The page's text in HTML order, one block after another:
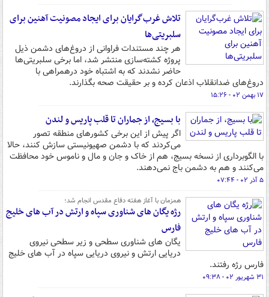
تلاش غرب‌گرایان برای ایجاد مصونیت آهنین برای
سلبریتی‌ها
هر چند مستندات فراوانی از دروغ‌های دشمن ذیل
پروژه کشته‌سازی منتشر شد، اما برخی سلبریتی‌ها
حاضر نشدند که به اشتباه خود درهمراهی با
دروغ‌های ضدانقلاب اذعان کرده و بر حقیقت صحه بگذارند.
۱۷ بهمن ۰۲ - ۱۵:۲۶
با بسیج، از جماران تا قلب پاریس و لندن
اگر پیش از این برخی کشورهای منطقه تصور
می‌کردند که با دشمن صهیونیستی سازش کنند، حالا
با الگوبرداری از نسخه بسیج، هم از خاک و جان و مال و ناموس خود محافظت
می‌کنند و هم به دشمن باج نمی‌دهند.
۵ آذر ۰۲ - ۰۷:۴۴
همزمان با آغاز هفته دفاع مقدس انجام شد؛
رژه یگان های شناوری سپاه و ارتش در آب های خلیج
فارس
یگان های شناوری سطحی و زیر سطحی نیروی
دریایی ارتش و نیروی دریایی سپاه در آب های خلیج
فارس رژه رفتند.
۳۱ شهریور ۰۲ - ۰۹:۳۸